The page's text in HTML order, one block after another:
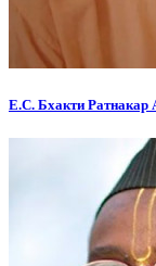
Е.С. Бхакти